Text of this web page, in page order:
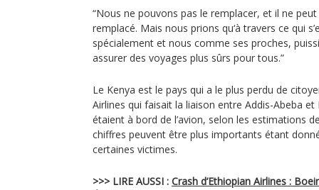
“Nous ne pouvons pas le remplacer, et il ne
remplacé. Mais nous prions qu‘à travers ce qui
spécialement et nous comme ses proches,
assurer des voyages plus sûrs pour tous.”
Le Kenya est le pays qui a le plus perdu de
Airlines qui faisait la liaison entre Addis-Abeba
étaient à bord de l’avion, selon les estimations
chiffres peuvent être plus importants étant
certaines victimes.
>>> LIRE AUSSI : Crash d’Ethiopian Airlines :